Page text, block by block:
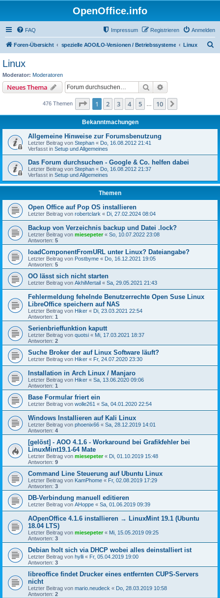
OpenOffice.info
FAQ Anmelden
Registrieren
Impressum
Foren-Übersicht spezielle AOO/LO-Versionen / Betriebssysteme Linux
Linux
Moderator: Moderatoren
Neues Thema Suche
476 Themen Seite 1von 10
1 2 3 4 5 10
Bekanntmachungen
Allgemeine Hinweise zur Forumsbenutzung
Letzter Beitrag von Stephan « Do, 16.08.2012 21:41
Verfasst in Setup und Allgemeines
Das Forum durchsuchen - Google & Co. helfen dabei
Letzter Beitrag von Stephan « Do, 16.08.2012 21:37
Verfasst in Setup und Allgemeines
Themen
Open Office auf Pop OS installieren
Letzter Beitrag von robertclark « Di, 27.02.2024 08:04
Backup von Verzeichnis backup und Datei .lock?
Letzter Beitrag von miesepeter« So, 10.07.2022 23:08
Antworten: 5
loadComponentFromURL unter Linux? Dateiangabe?
Letzter Beitrag von Postbyme « Do, 16.12.2021 19:05
Antworten: 5
OO lässt sich nicht starten
Letzter Beitrag von AkhiMertail « Sa, 29.05.2021 21:43
Fehlermeldung fehelnde Benutzerrechte Open Suse Linux
LibreOffice speichern auf NAS
Letzter Beitrag von Hiker « Di, 23.03.2021 22:54
Antworten: 1
Serienbrieffunktion kaputt
Letzter Beitrag von quotsi « Mi, 17.03.2021 18:37
Antworten: 2
Suche Broker der auf Linux Software läuft?
Letzter Beitrag von Hiker « Fr, 24.07.2020 23:30
Installation in Arch Linux / Manjaro
Letzter Beitrag von Hiker « Sa, 13.06.2020 09:06
Antworten: 1
Base Formular friert ein
Letzter Beitrag von wolle261 « Sa, 04.01.2020 22:54
Windows Installieren auf Kali Linux
Letzter Beitrag von phoenix66 « Sa, 28.12.2019 14:01
Antworten: 4
[gelöst] - AOO 4.1.6 - Workaround bei Grafikfehler bei
LinuxMint19.1-64 Mate
Letzter Beitrag von miesepeter« Di, 01.10.2019 15:48
Antworten: 9
Command Line Steuerung auf Ubuntu Linux
Letzter Beitrag von KamPhome « Fr, 02.08.2019 17:29
Antworten: 3
DB-Verbindung manuell editieren
Letzter Beitrag von AHoppe « Sa, 01.06.2019 09:39
AOpenOffice 4.1.6 installieren → LinuxMint 19.1 (Ubuntu
18.04 LTS)
Letzter Beitrag von miesepeter« Mi, 15.05.2019 09:25
Antworten: 3
Debian holt sich via DHCP wobei alles deinstalliert ist
Letzter Beitrag von hylli « Fr, 05.04.2019 19:00
Antworten: 3
libreoffice findet Drucker eines entfernten CUPS-Servers
nicht
Letzter Beitrag von mario.neudeck « Do, 28.03.2019 10:58
Antworten: 2